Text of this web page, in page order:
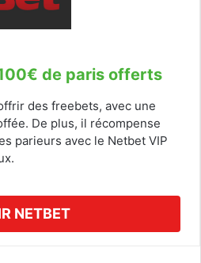
de paris offerts
des freebets, avec une
De plus, il récompense
parieurs avec le Netbet VIP
NETBET